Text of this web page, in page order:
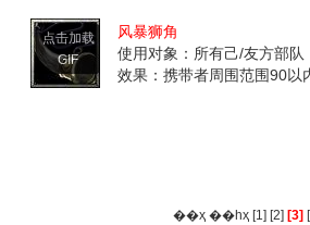
点击加载
GIF
风暴狮角
使用对象：所有己/友方部队
效果：携带者周围范围90以
��ҳ ��һҳ [1] [2] [3]